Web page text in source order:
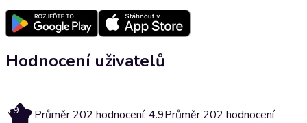
Hodnocení uživatelů
4.9 Průměr 202 hodnocení: 4.9Průměr 202 hodnocení